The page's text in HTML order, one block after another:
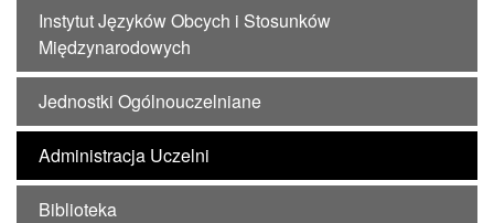
Instytut Języków Obcych i Stosunków
Międzynarodowych
Jednostki Ogólnouczelniane
Administracja Uczelni
Biblioteka